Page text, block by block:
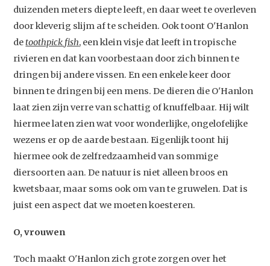
duizenden meters diepte leeft, en daar weet te overleven
door kleverig slijm af te scheiden. Ook toont O'Hanlon
detoothpick fish, een klein visje dat leeft in tropische
rivieren en dat kan voorbestaan door zich binnen te
dringen bij andere vissen. En een enkele keer door
binnen te dringen bij een mens. De dieren die O'Hanlon
laat zien zijn verre van schattig of knuffelbaar. Hij wilt
hiermee laten zien wat voor wonderlijke, ongelofelijke
wezens er op de aarde bestaan. Eigenlijk toont hij
hiermee ook de zelfredzaamheid van sommige
diersoorten aan. De natuur is niet alleen broos en
kwetsbaar, maar soms ook om van te gruwelen. Dat is
juist een aspect dat we moeten koesteren.
O, vrouwen
Toch maakt O'Hanlon zich grote zorgen over het